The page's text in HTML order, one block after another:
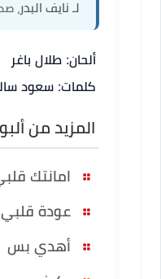
لـ نايف البدر ،
ألحان: طلال باغر
كلمات: سعود
المزيد من
امانتك
عودة قلبي
أهدي بس